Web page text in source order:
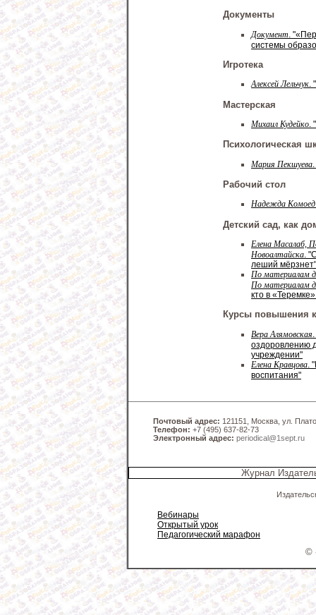
Документы
Документ .
системы
Игротека
Алексей Лельчук.
Мастерская
Михаил Кудейко.
Психологическая
Мария Пекшуева
Рабочий стол
Надежда Комоед
Детский сад, как
Елена Масалаб,
Новоалтайска.
леший мёрзнет"
По материалам
По материалам
кто в
Курсы повышения
Вера Алямовская
оздоровлению
учреждении"
Елена Кравцова .
воспитания"
Почтовый адрес: 121151, Москва, ул.
Телефон: +7 (495) 637-82-73
Электронный адрес: periodical@1sept.ru
Журнал
Вебинары
Открытый урок
Педагогический марафон
©